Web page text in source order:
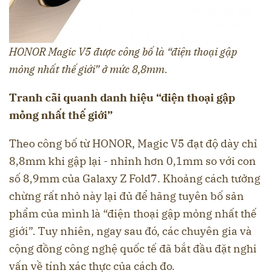
HONOR Magic V5 được công bố là “điện thoại gập
mỏng nhất thế giới” ở mức 8,8mm.
Tranh cãi quanh danh hiệu “điện thoại gập
mỏng nhất thế giới”
Theo công bố từ HONOR, Magic V5 đạt độ dày chỉ
8,8mm khi gập lại - nhỉnh hơn 0,1mm so với con
số 8,9mm của Galaxy Z Fold7. Khoảng cách tưởng
chừng rất nhỏ này lại đủ để hãng tuyên bố sản
phẩm của mình là “điện thoại gập mỏng nhất thế
giới”. Tuy nhiên, ngay sau đó, các chuyên gia và
cộng đồng công nghệ quốc tế đã bắt đầu đặt nghi
vấn về tính xác thực của cách đo.